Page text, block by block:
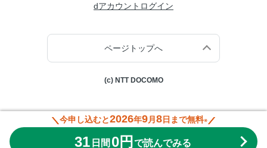
dアカウントログイン
ページトップへ
(c) NTT DOCOMO
今申し込むと2026年9月 8日まで無料※
31 日間 0円 で読んでみる